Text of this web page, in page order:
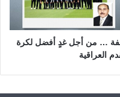
… من أجل غدٍ أفضل لكرة
العراقية